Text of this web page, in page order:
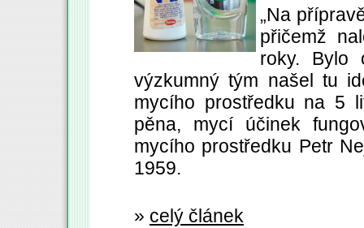
„Na
přičemž
roky. Bylo
výzkumný tým našel tu
mycího prostředku na 5
pěna, mycí účinek
mycího prostředku Petr
1959.
» celý článek